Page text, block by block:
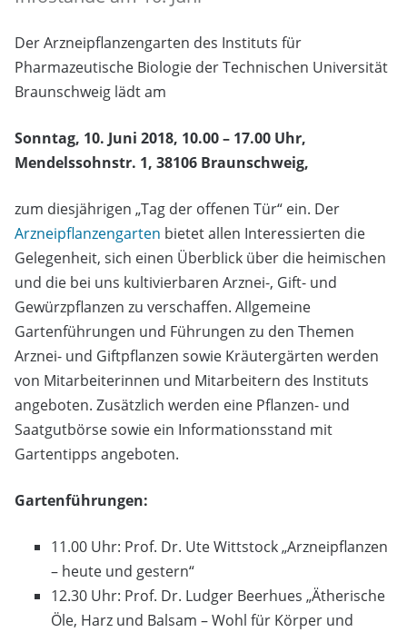
Der Arzneipflanzengarten des Instituts für
Pharmazeutische Biologie der Technischen Universität
Braunschweig lädt am
Sonntag, 10. Juni 2018, 10.00 – 17.00 Uhr,
Mendelssohnstr. 1, 38106 Braunschweig,
zum diesjährigen „Tag der offenen Tür“ ein. Der
Arzneipflanzengarten bietet allen Interessierten die
Gelegenheit, sich einen Überblick über die heimischen
und die bei uns kultivierbaren Arznei-, Gift- und
Gewürzpflanzen zu verschaffen. Allgemeine
Gartenführungen und Führungen zu den Themen
Arznei- und Giftpflanzen sowie Kräutergärten werden
von Mitarbeiterinnen und Mitarbeitern des Instituts
angeboten. Zusätzlich werden eine Pflanzen- und
Saatgutbörse sowie ein Informationsstand mit
Gartentipps angeboten.
Gartenführungen:
11.00 Uhr: Prof. Dr. Ute Wittstock „Arzneipflanzen
– heute und gestern“
12.30 Uhr: Prof. Dr. Ludger Beerhues „Ätherische
Öle, Harz und Balsam – Wohl für Körper und